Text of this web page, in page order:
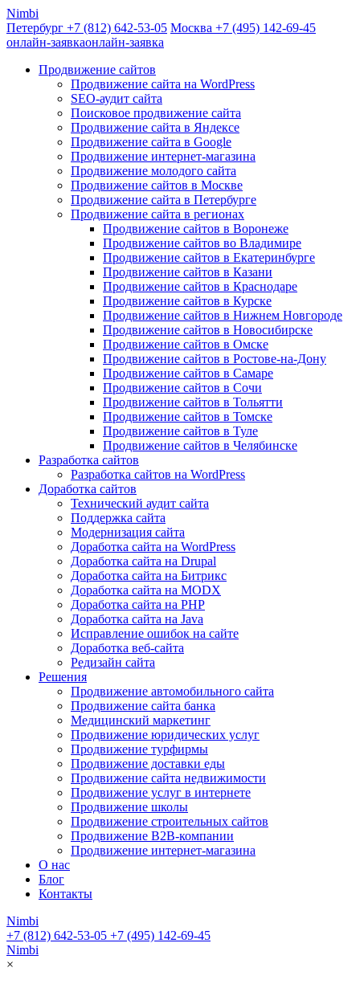
Nimbi
Петербург +7 (812) 642-53-05 Москва +7 (495) 142-69-45
онлайн-заявкаонлайн-заявка
Продвижение сайтов
Продвижение сайта на WordPress
SEO-аудит сайта
Поисковое продвижение сайта
Продвижение сайта в Яндексе
Продвижение сайта в Google
Продвижение интернет-магазина
Продвижение молодого сайта
Продвижение сайтов в Москве
Продвижение сайта в Петербурге
Продвижение сайта в регионах
Продвижение сайтов в Воронеже
Продвижение сайтов во Владимире
Продвижение сайтов в Екатеринбурге
Продвижение сайтов в Казани
Продвижение сайтов в Краснодаре
Продвижение сайтов в Курске
Продвижение сайтов в Нижнем Новгороде
Продвижение сайтов в Новосибирске
Продвижение сайтов в Омске
Продвижение сайтов в Ростове-на-Дону
Продвижение сайтов в Самаре
Продвижение сайтов в Сочи
Продвижение сайтов в Тольятти
Продвижение сайтов в Томске
Продвижение сайтов в Туле
Продвижение сайтов в Челябинске
Разработка сайтов
Разработка сайтов на WordPress
Доработка сайтов
Технический аудит сайта
Поддержка сайта
Модернизация сайта
Доработка сайта на WordPress
Доработка сайта на Drupal
Доработка сайта на Битрикс
Доработка сайта на MODX
Доработка сайта на PHP
Доработка сайта на Java
Исправление ошибок на сайте
Доработка веб-сайта
Редизайн сайта
Решения
Продвижение автомобильного сайта
Продвижение сайта банка
Медицинский маркетинг
Продвижение юридических услуг
Продвижение турфирмы
Продвижение доставки еды
Продвижение сайта недвижимости
Продвижение услуг в интернете
Продвижение школы
Продвижение строительных сайтов
Продвижение B2B-компании
Продвижение интернет-магазина
О нас
Блог
Контакты
Nimbi
+7 (812) 642-53-05 +7 (495) 142-69-45
Nimbi
×